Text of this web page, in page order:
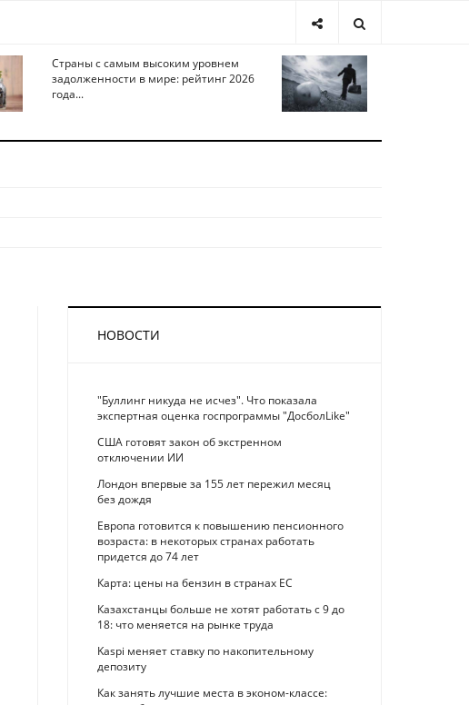
Страны с самым высоким уровнем
задолженности в мире: рейтинг 2026
года...
НОВОСТИ
"Буллинг никуда не исчез". Что показала
экспертная оценка госпрограммы "ДосболLike"
США готовят закон об экстренном
отключении ИИ
Лондон впервые за 155 лет пережил месяц
без дождя
Европа готовится к повышению пенсионного
возраста: в некоторых странах работать
придется до 74 лет
Карта: цены на бензин в странах ЕС
Казахстанцы больше не хотят работать с 9 до
18: что меняется на рынке труда
Kaspi меняет ставку по накопительному
депозиту
Как занять лучшие места в эконом-классе: